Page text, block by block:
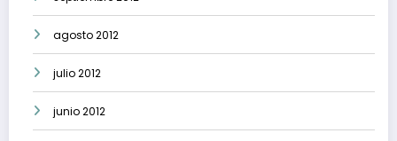
agosto 2012
julio 2012
junio 2012